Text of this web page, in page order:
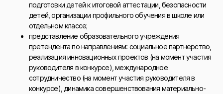
подготовки детей к итоговой аттестации, безопасности
детей, организации профильного обучения в школе или
отдельном классе;
представление образовательного учреждения
претендента по направлениям: социальное партнерство,
реализация инновационных проектов (на момент участия
руководителя в конкурсе), международное
сотрудничество (на момент участия руководителя в
конкурсе), динамика совершенствования материально-